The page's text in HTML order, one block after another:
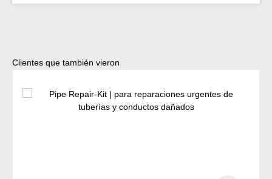
Omitir la galería de productos
Clientes que también vieron